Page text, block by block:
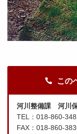
この
河川整備課 河川
TEL：018-860-
FAX：018-860-